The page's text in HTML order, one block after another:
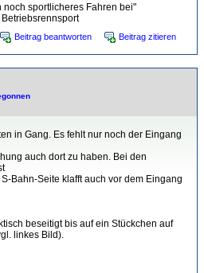
sportlicheres Fahren bei"
Beitrag beantworten Beitrag zitieren
in Gang. Es fehlt nur noch der Eingang
auch dort zu haben. Bei den
Bahn-Seite klafft auch vor dem Eingang
beseitigt bis auf ein Stückchen auf
linkes Bild).